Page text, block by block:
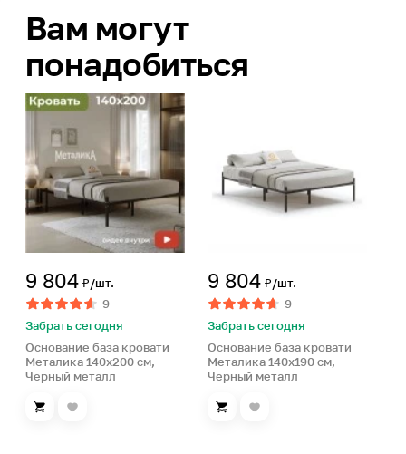
Вам могут
понадобиться
9 804 ₽/шт.
9
Забрать сегодня
Основание база кровати
Металика 140х200 см,
Черный металл
9 804 ₽/шт.
9
Забрать сегодня
Основание база кровати
Металика 140х190 см,
Черный металл